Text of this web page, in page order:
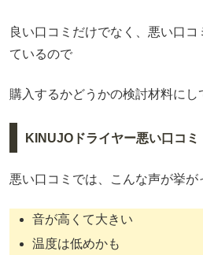
良い口コミだけでなく、悪い口
ているので
購入するかどうかの検討材料にし
KINUJOドライヤー悪い口コミ
悪い口コミでは、こんな声が挙が
音が高くて大きい
温度は低めかも